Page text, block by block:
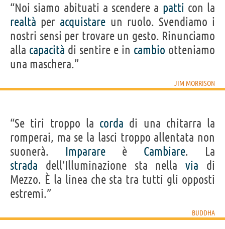
“Noi siamo abituati a scendere a patti con la
realtà per acquistare un ruolo. Svendiamo i
nostri sensi per trovare un gesto. Rinunciamo
alla capacità di sentire e in cambio otteniamo
una maschera.”
JIM MORRISON
“Se tiri troppo la corda di una chitarra la
romperai, ma se la lasci troppo allentata non
suonerà. Imparare è Cambiare. La
strada dell’Illuminazione sta nellavia di
Mezzo. È la linea che sta tra tutti gli opposti
estremi.”
BUDDHA